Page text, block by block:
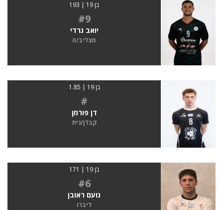
בן 19 | 193
#9
יואב גרדי
מצליב/ה
בן 19 | 1.85
#
דן פורמן
קבלן/נית
בן 19 | 171
#6
נועם ראובן
ליברו